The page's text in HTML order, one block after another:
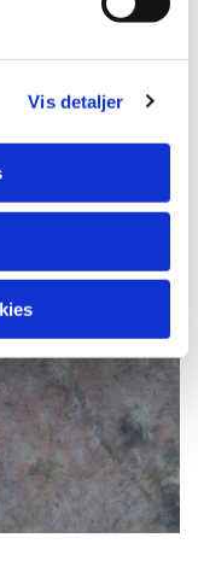
Vis detaljer